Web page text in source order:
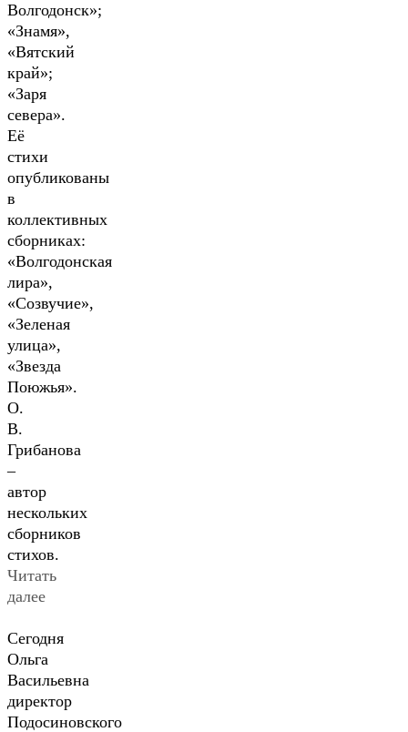
Волгодонск»;
«Знамя»,
«Вятский
край»;
«Заря
севера».
Её
стихи
опубликованы
в
коллективных
сборниках:
«Волгодонская
лира»,
«Созвучие»,
«Зеленая
улица»,
«Звезда
Поюжья».
О.
В.
Грибанова
–
автор
нескольких
сборников
стихов.
Читать
далее
Сегодня
Ольга
Васильевна
директор
Подосиновского